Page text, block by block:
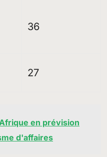
36
27
en prévision
d'affaires